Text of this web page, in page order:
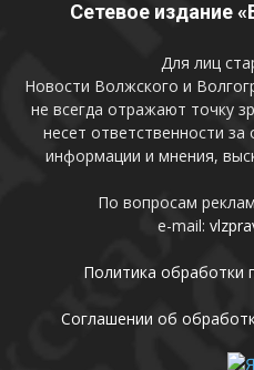
Сетевое издание
Для лиц
Новости Волжского и
не всегда отражают точку
несет ответственности
информации и мнения,
По вопросам
e-mail:
Политика обработки
Соглашении об